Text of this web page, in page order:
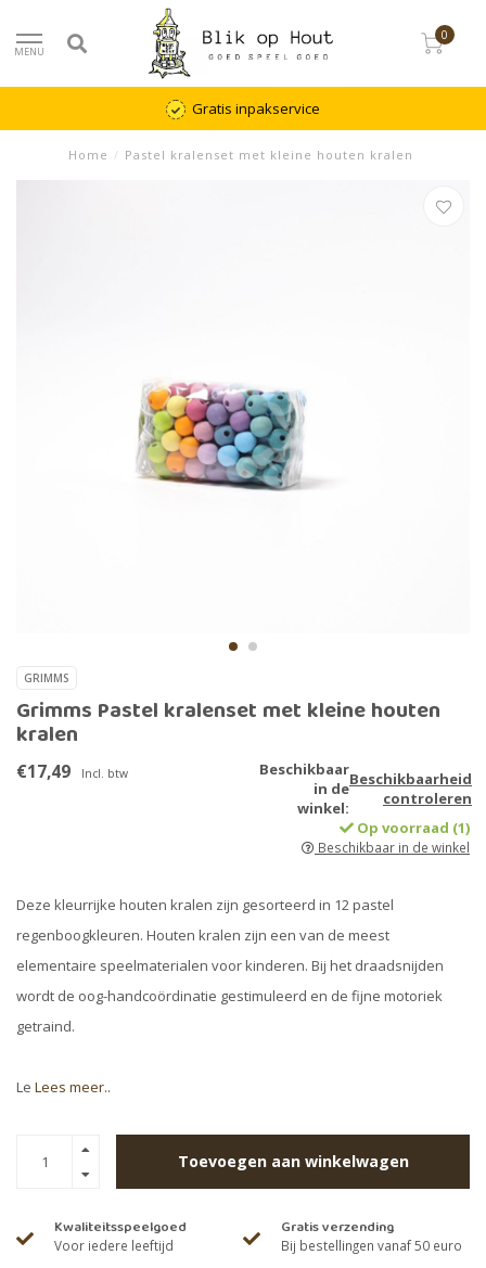
MENU
0
Gratis inpakservice
Home / Pastel kralenset met kleine houten kralen
GRIMMS
Grimms Pastel kralenset met kleine houten
kralen
€17,49 Incl. btw
Beschikbaar
in de
winkel:
Beschikbaarheid
controleren
Op voorraad (1)
Beschikbaar in de winkel
Deze kleurrijke houten kralen zijn gesorteerd in 12 pastel
regenboogkleuren. Houten kralen zijn een van de meest
elementaire speelmaterialen voor kinderen. Bij het draadsnijden
wordt de oog-handcoördinatie gestimuleerd en de fijne motoriek
getraind.
Le Lees meer..
Toevoegen aan winkelwagen
Kwaliteitsspeelgoed
Voor iedere leeftijd
Gratis verzending
Bij bestellingen vanaf 50 euro